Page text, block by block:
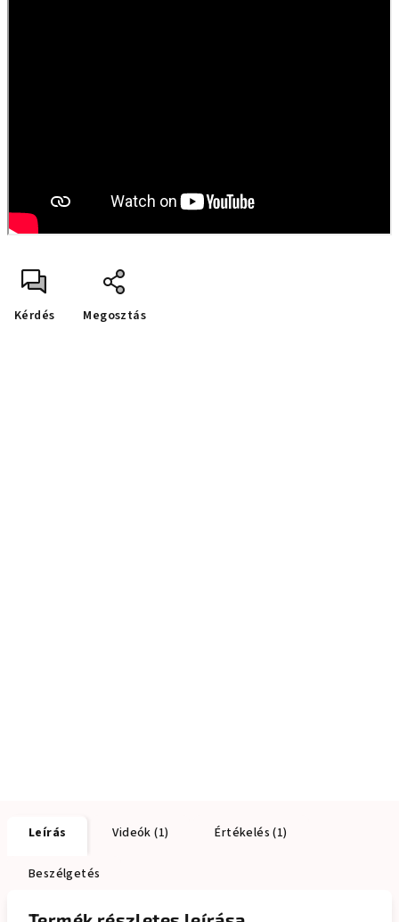
Kérdés Megosztás
Leírás Videók (1) Értékelés (1)
Beszélgetés